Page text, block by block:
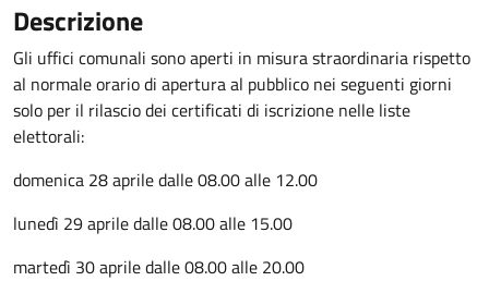
Descrizione
Gli uffici comunali sono aperti in misura straordinaria rispetto
al normale orario di apertura al pubblico nei seguenti giorni
solo per il rilascio dei certificati di iscrizione nelle liste
elettorali:
domenica 28 aprile dalle 08.00 alle 12.00
lunedì 29 aprile dalle 08.00 alle 15.00
martedì 30 aprile dalle 08.00 alle 20.00